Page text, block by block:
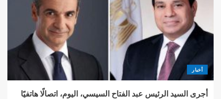
أخبار
أجرى السيد الرئيس عبد الفتاح السيسي، اليوم، اتصالًا هاتفيًا